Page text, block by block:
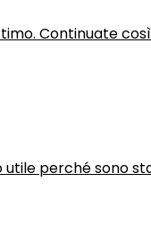
Continuate
perché sono